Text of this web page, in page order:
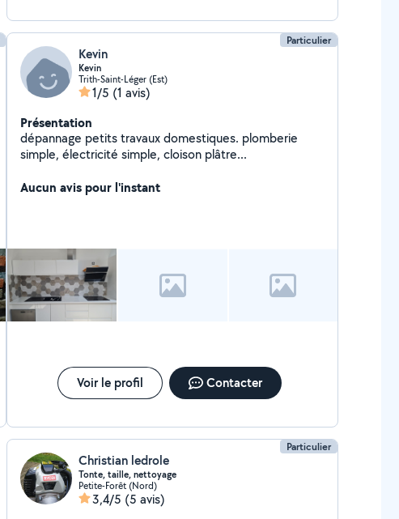
Particulier
Kevin
Kevin
Trith-Saint-Léger (Est)
1/5 (1 avis)
Présentation
dépannage petits travaux domestiques. plomberie
simple, électricité simple, cloison plâtre...
Aucun avis pour l'instant
Voir le profil Contacter
Particulier
Christian ledrole
Tonte, taille, nettoyage
Petite-Forêt (Nord)
3,4/5 (5 avis)